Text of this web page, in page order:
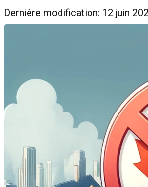
Dernière modification: 12 juin